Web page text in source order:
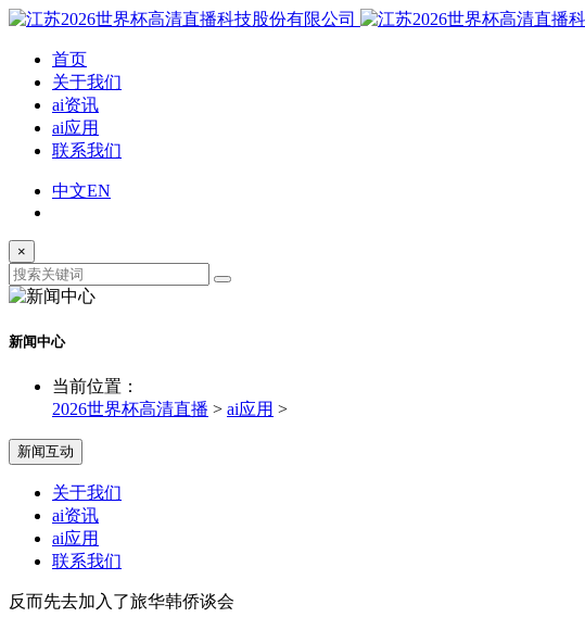
首页
关于我们
ai资讯
ai应用
联系我们
中文EN
×
新闻中心
当前位置：
2026世界杯高清直播 > ai应用 >
新闻互动
关于我们
ai资讯
ai应用
联系我们
反而先去加入了旅华韩侨谈会